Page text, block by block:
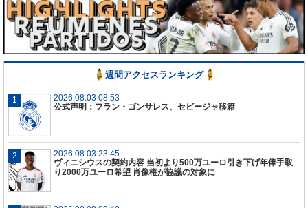
困難
今日の試合序盤は苦しんだけど、チームは成長して
いかないといけない。ローマ戦後半のような流れを
続けていかないといけない。
週間アクセスランキング
2026.08.03 08:53
公式声明：フラン・ゴンサレス、セビージャ移籍
2026.08.03 23:45
ヴィニシウスの契約内容 当初より500万ユーロ引き下げ年俸手取
り2000万ユーロ希望 肖像権が協議の対象に